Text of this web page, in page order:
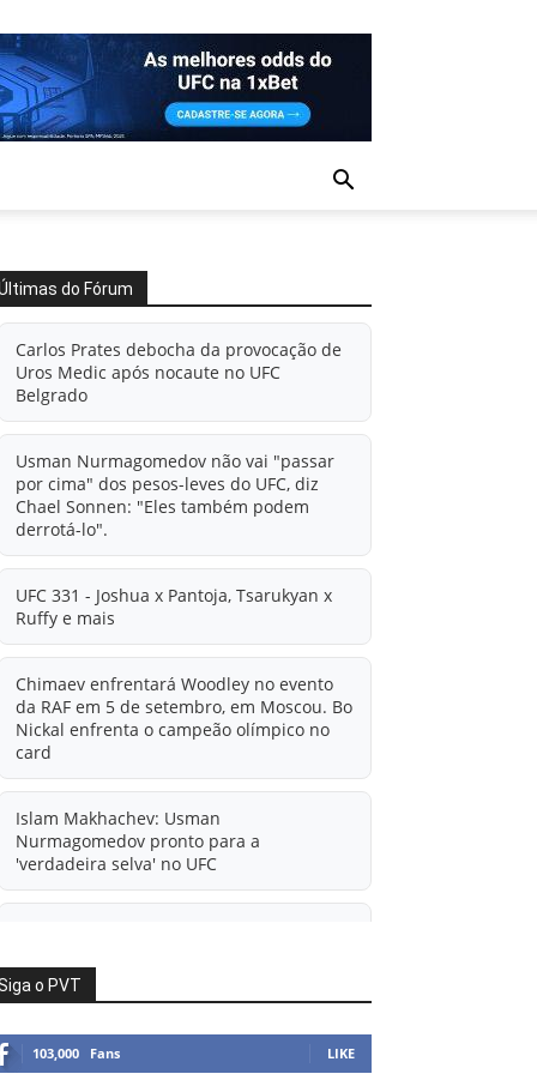
do Fórum
Carlos Prates debocha da provocação de
Uros Medic após nocaute no UFC
Belgrado
Usman Nurmagomedov não vai "passar
por cima" dos pesos-leves do UFC, diz
Chael Sonnen: "Eles também podem
derrotá-lo".
UFC 331 - Joshua x Pantoja, Tsarukyan x
Ruffy e mais
Chimaev enfrentará Woodley no evento
da RAF em 5 de setembro, em Moscou. Bo
Nickal enfrenta o campeão olímpico no
card
Islam Makhachev: Usman
Nurmagomedov pronto para a
'verdadeira selva' no UFC
informações sobre possível mudança
para o UFC após novas negociações.
Islam Makhachev: Há concorrentes
o PVT
103,000 Fans LIKE